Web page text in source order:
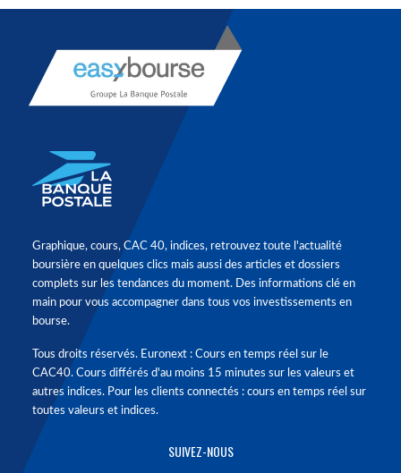
Graphique, cours, CAC 40, indices, retrouvez toute l'actualité
boursière en quelques clics mais aussi des articles et dossiers
complets sur les tendances du moment. Des informations clé en
main pour vous accompagner dans tous vos investissements en
bourse.
Tous droits réservés. Euronext : Cours en temps réel sur le
CAC40. Cours différés d'au moins 15 minutes sur les valeurs et
autres indices. Pour les clients connectés : cours en temps réel sur
toutes valeurs et indices.
SUIVEZ-NOUS